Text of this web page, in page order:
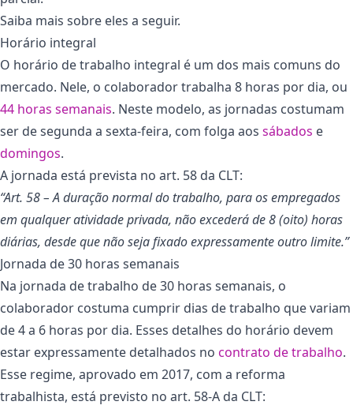
Saiba mais sobre eles a seguir.
Horário integral
O horário de trabalho integral é um dos mais comuns do
mercado. Nele, o colaborador trabalha 8 horas por dia, ou
44 horas semanais. Neste modelo, as jornadas costumam
ser de segunda a sexta-feira, com folga aos sábados e
domingos.
A jornada está prevista no art. 58 da CLT:
“Art. 58 – A duração normal do trabalho, para os empregados
em qualquer atividade privada, não excederá de 8 (oito) horas
diárias, desde que não seja fixado expressamente outro limite.”
Jornada de 30 horas semanais
Na jornada de trabalho de 30 horas semanais, o
colaborador costuma cumprir dias de trabalho que variam
de 4 a 6 horas por dia. Esses detalhes do horário devem
estar expressamente detalhados no contrato de trabalho.
Esse regime, aprovado em 2017, com a reforma
trabalhista, está previsto no art. 58-A da CLT: